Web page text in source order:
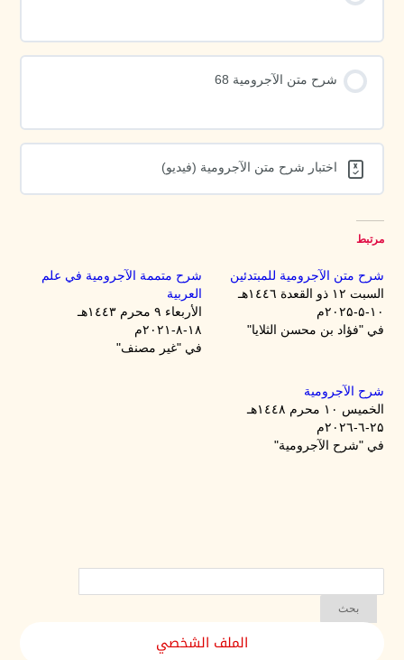
شرح متن الآجرومية 68
اختبار شرح متن الآجرومية (فيديو)
مرتبط
شرح متن الآجرومية للمبتدئين
السبت ۱۲ ذو القعدة ۱٤٤٦هـ
۱۰-۵-۲۰۲۵م
في "فؤاد بن محسن الثلايا"
شرح متممة الآجرومية في علم
العربية
الأربعاء ۹ محرم ۱٤٤۳هـ
۱۸-۸-۲۰۲۱م
في "غير مصنف"
شرح الآجرومية
الخميس ۱۰ محرم ۱٤٤۸هـ
۲۵-٦-۲۰۲٦م
في "شرح الآجرومية"
الملف الشخصي